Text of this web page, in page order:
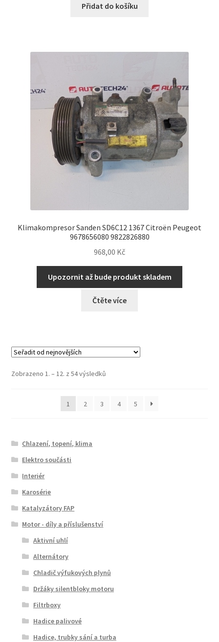
Přidat do košíku
Klimakompresor Sanden SD6C12 1367 Citroën Peugeot
9678656080 9822826880
968,00 Kč
Upozornit až bude produkt skladem
Čtěte více
Zobrazeno 1. – 12. z 54 výsledkůSeřazeno
1
2 3 4 5
Chlazení, topení, klima
Elektro součásti
Interiér
Karosérie
Katalyzátory FAP
Motor - díly a příslušenství
Aktivní uhlí
Alternátory
Chladič výfukových plynů
Držáky silentbloky motoru
Filtrboxy
Hadice palivové
Hadice, trubky sání a turba